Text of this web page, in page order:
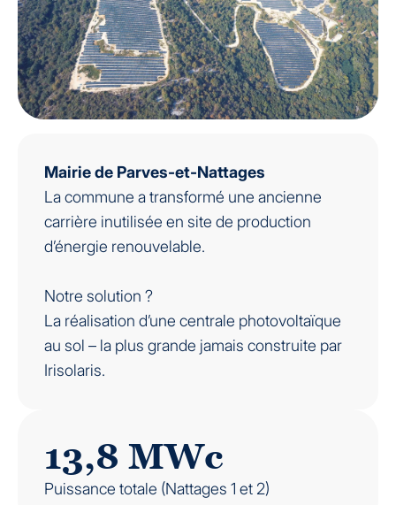
Mairie de Parves-et-Nattages
La commune a transformé une ancienne
carrière inutilisée en site de production
d’énergie renouvelable.
Notre solution ?
La réalisation d’une centrale photovoltaïque
au sol – la plus grande jamais construite par
Irisolaris.
13,8 MWc
Puissance totale (Nattages 1 et 2)